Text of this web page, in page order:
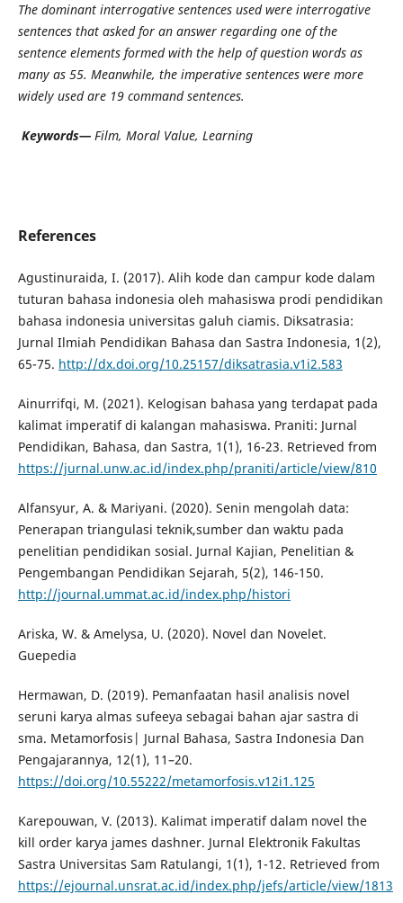
The dominant interrogative sentences used were interrogative
sentences that asked for an answer regarding one of the
sentence elements formed with the help of question words as
many as 55. Meanwhile, the imperative sentences were more
widely used are 19 command sentences.
Keywords— Film, Moral Value, Learning
References
Agustinuraida, I. (2017). Alih kode dan campur kode dalam
tuturan bahasa indonesia oleh mahasiswa prodi pendidikan
bahasa indonesia universitas galuh ciamis. Diksatrasia:
Jurnal Ilmiah Pendidikan Bahasa dan Sastra Indonesia, 1(2),
65-75. http://dx.doi.org/10.25157/diksatrasia.v1i2.583
Ainurrifqi, M. (2021). Kelogisan bahasa yang terdapat pada
kalimat imperatif di kalangan mahasiswa. Praniti: Jurnal
Pendidikan, Bahasa, dan Sastra, 1(1), 16-23. Retrieved from
https://jurnal.unw.ac.id/index.php/praniti/article/view/810
Alfansyur, A. & Mariyani. (2020). Senin mengolah data:
Penerapan triangulasi teknik,sumber dan waktu pada
penelitian pendidikan sosial. Jurnal Kajian, Penelitian &
Pengembangan Pendidikan Sejarah, 5(2), 146-150.
http://journal.ummat.ac.id/index.php/histori
Ariska, W. & Amelysa, U. (2020). Novel dan Novelet.
Guepedia
Hermawan, D. (2019). Pemanfaatan hasil analisis novel
seruni karya almas sufeeya sebagai bahan ajar sastra di
sma. Metamorfosis| Jurnal Bahasa, Sastra Indonesia Dan
Pengajarannya, 12(1), 11–20.
https://doi.org/10.55222/metamorfosis.v12i1.125
Karepouwan, V. (2013). Kalimat imperatif dalam novel the
kill order karya james dashner. Jurnal Elektronik Fakultas
Sastra Universitas Sam Ratulangi, 1(1), 1-12. Retrieved from
https://ejournal.unsrat.ac.id/index.php/jefs/article/view/1813